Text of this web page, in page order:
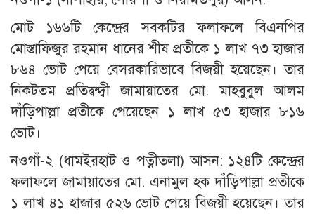
মোট ১৬৬টি কেন্দ্রের সবকটির ফলাফলে বিএনপির
মোস্তাফিজুর রহমান ধানের শীষ প্রতীকে ১ লাখ ৭৩ হাজার
৮৬৪ ভোট পেয়ে বেসরকারিভাবে বিজয়ী হয়েছেন। তার
নিকটতম প্রতিদ্বন্দ্বী জামায়াতের মো. মাহবুবুল আলম
দাঁড়িপাল্লা প্রতীকে পেয়েছেন ১ লাখ ৫৩ হাজার ৮১৬
ভোট।
নওগাঁ-২ (ধামইরহাট ও পত্নীতলা) আসন: ১২৪টি কেন্দ্রের
ফলাফলে জামায়াতের মো. এনামুল হক দাঁড়িপাল্লা প্রতীকে
১ লাখ ৪১ হাজার ৫২৬ ভোট পেয়ে বিজয়ী হয়েছেন। তার